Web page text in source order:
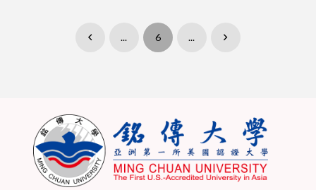
Prev ... 6 ... Next